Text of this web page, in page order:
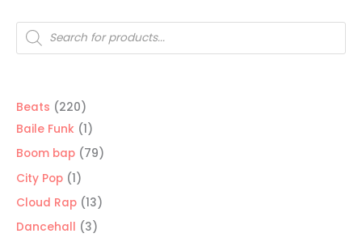
Búsqueda
de
productos
Beats 220220
productos
Baile Funk 11
producto
Boom bap 7979
City Pop 11
producto
Cloud Rap 1313
productos
Dancehall 33